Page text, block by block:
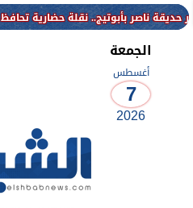
الجمعة
أغسطس
7
2026